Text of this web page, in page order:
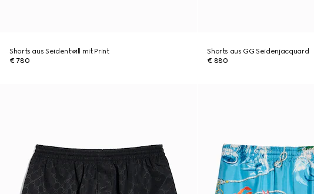
Shorts aus Seidentwill mit Print
€ 780
Shorts aus GG Seidenjacquard
€ 880